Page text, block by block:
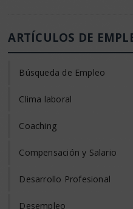
ARTÍCULOS DE
Búsqueda de Empleo
Clima laboral
Coaching
Compensación y Salario
Desarrollo Profesional
Desempleo